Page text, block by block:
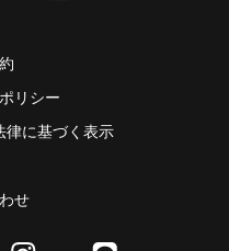
リシー
律に基づく表示
せ